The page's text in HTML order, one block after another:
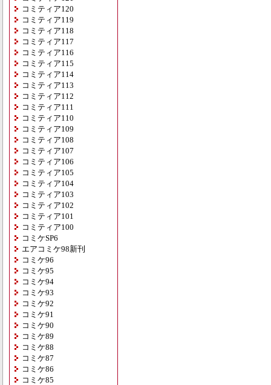
コミティア120
コミティア119
コミティア118
コミティア117
コミティア116
コミティア115
コミティア114
コミティア113
コミティア112
コミティア111
コミティア110
コミティア109
コミティア108
コミティア107
コミティア106
コミティア105
コミティア104
コミティア103
コミティア102
コミティア101
コミティア100
コミケSP6
エアコミケ98新刊
コミケ96
コミケ95
コミケ94
コミケ93
コミケ92
コミケ91
コミケ90
コミケ89
コミケ88
コミケ87
コミケ86
コミケ85